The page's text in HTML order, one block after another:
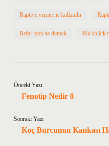
Raptiye yerine ne kullanılır
Refai ismi ne demek Rückblick
Önceki Yazı
Fenotip Nedir 8
Sonraki Yazı
Koç Burcunun Kankası